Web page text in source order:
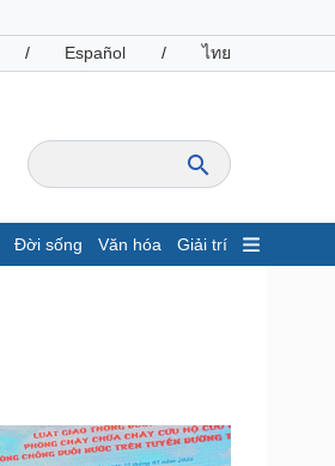
/ Español / ไทย
Đời sống Văn hóa Giải trí
Giá cà phê